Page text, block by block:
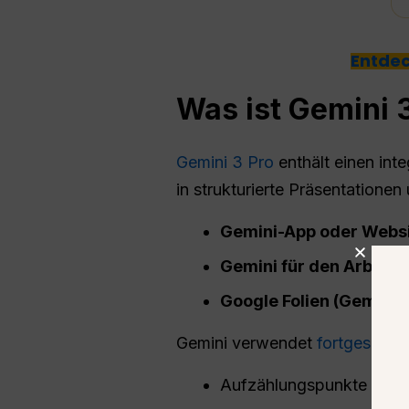
Was ist Gemini
Gemini 3 Pro enthält einen
in strukturierte
Gemini-App oder
Gemini für den
Google Folien (Gemini-
Gemini verwendet
Aufzählungspunkte